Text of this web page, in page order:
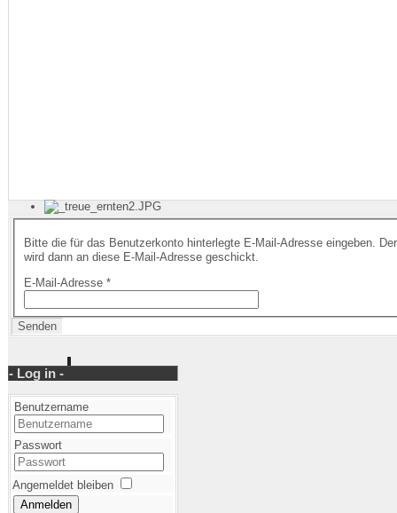
Bitte die für das Benutzerkonto hinterlegte E-Mail-Adresse eingeben.
wird dann an diese E-Mail-Adresse geschickt.
E-Mail-Adresse*
Senden
- Log in -
Benutzername
Passwort
Angemeldet bleiben
Anmelden